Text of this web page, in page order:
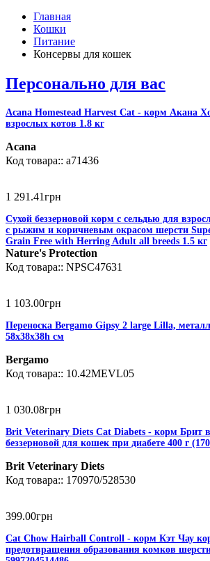
Главная
Кошки
Питание
Консервы для кошек
Персонально для вас
Acana Homestead Harvest Cat - корм Акана
взрослых котов 1.8 кг
Acana
a71436
1 291 .41грн
Сухой беззерновой корм с сельдью для
с рыжим и коричневым окрасом шерсти
Grain Free with Herring Adult all breeds 1.5 кг
Nature's Protection
NPSC47631
1 103.00грн
Переноска Bergamo Gipsy 2 large Lilla,
58х38х38h см
Bergamo
10.42MEVL05
1 030.08грн
Brit Veterinary Diets Cat Diabets - корм Брит
беззерновой для кошек при диабете 400 г
Brit Veterinary Diets
170970/528530
399.00грн
Cat Chow Hairball Controll - корм Кэт Чау
предотвращения образования комков